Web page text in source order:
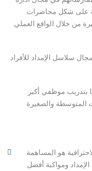
على شكل محاضرات
من خلال الواقع العملي
سلاسل الإمداد للأفراد
بتدريب موظفي أكبر
المتوسطة والصغيرة
هو المساهمة
ومواكبة أفضل